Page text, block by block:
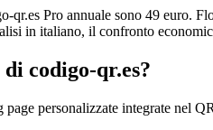
Pro annuale sono 49 euro.
in italiano, il confronto
codigo-qr.es?
personalizzate integrate nel